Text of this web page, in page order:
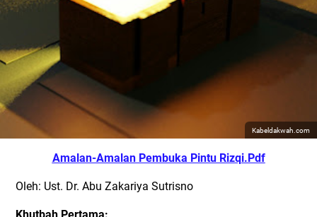
Kabeldakwah.com
Amalan-Amalan Pembuka Pintu Rizqi.Pdf
Oleh: Ust. Dr. Abu Zakariya Sutrisno